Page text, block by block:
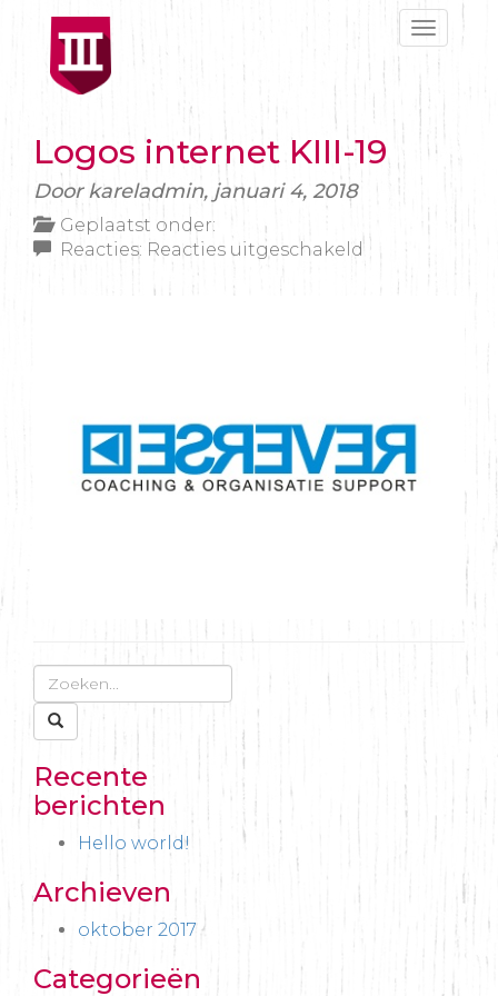
Toggle
Logos internet KIII-19
Door kareladmin, januari 4, 2018
Geplaatst onder:
Reacties: Reacties uitgeschakeldvoor
internet
Recente
berichten
Hello world!
Archieven
oktober 2017
Categorieën